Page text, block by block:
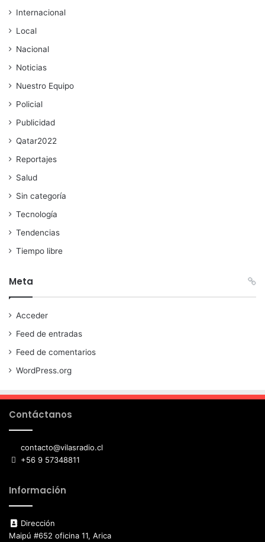
Internacional
Local
Nacional
Noticias
Nuestro Equipo
Policial
Publicidad
Qatar2022
Reportajes
Salud
Sin categoría
Tecnología
Tendencias
Tiempo libre
Meta
Acceder
Feed de entradas
Feed de comentarios
WordPress.org
Contáctanos
contacto@vilasradio.cl
+56 9 57348811
Información
Dirección
Maipú #652 oficina 11, Arica